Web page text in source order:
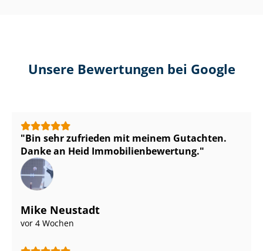
Unsere Bewertungen bei Google
Bin sehr zufrieden mit meinem Gutachten.
Danke an Heid Im­mo­bi­li­en­be­wer­tung.
Mike Neustadt
vor 4 Wochen